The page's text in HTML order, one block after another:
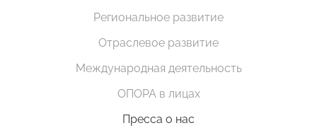
Региональное развитие
Отраслевое развитие
Международная деятельность
ОПОРА в лицах
Пресса о нас